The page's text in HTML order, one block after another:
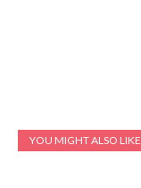
YOU MIGHT ALSO LIKE